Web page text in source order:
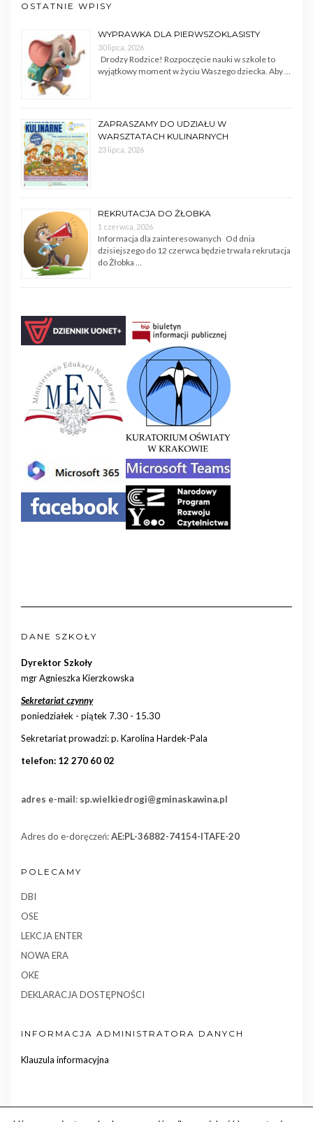
OSTATNIE WPISY
WYPRAWKA DLA PIERWSZOKLASISTY
30 lipca, 2026
Drodzy Rodzice! Rozpoczęcie nauki w szkole to
wyjątkowy moment w życiu Waszego dziecka. Aby …
ZAPRASZAMY DO UDZIAŁU W
WARSZTATACH KULINARNYCH
23 lipca, 2026
REKRUTACJA DO ŻŁOBKA
1 czerwca, 2026
Informacja dla zainteresowanych Od dnia
dzisiejszego do 12 czerwca będzie trwała rekrutacja
do Żłobka …
DANE SZKOŁY
Dyrektor Szkoły
mgr Agnieszka Kierzkowska
Sekretariat czynny
poniedziałek - piątek 7.30 - 15.30
Sekretariat prowadzi: p. Karolina Hardek-Pala
telefon: 12 270 60 02
adres e-mail: sp.wielkiedrogi@gminaskawina.pl
Adres do e-doręczeń:AE:PL-36882-74154-ITAFE-20
POLECAMY
DBI
OSE
LEKCJA ENTER
NOWA ERA
OKE
DEKLARACJA DOSTĘPNOŚCI
INFORMACJA ADMINISTRATORA DANYCH
Klauzula informacyjna